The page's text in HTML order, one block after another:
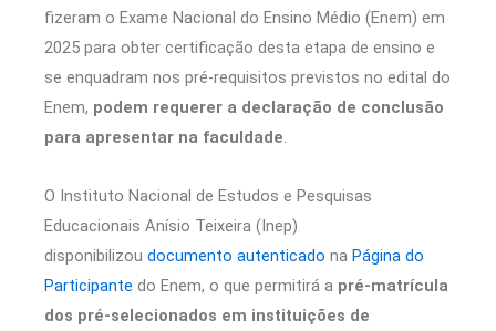
fizeram o Exame Nacional do Ensino Médio (Enem) em
2025 para obter certificação desta etapa de ensino e
se enquadram nos pré-requisitos previstos no edital do
Enem, podem requerer a declaração de conclusão
para apresentar na faculdade.
O Instituto Nacional de Estudos e Pesquisas
Educacionais Anísio Teixeira (Inep)
disponibilizou documento autenticado na Página do
Participante do Enem, o que permitirá a pré-matrícula
dos pré-selecionados em instituições de